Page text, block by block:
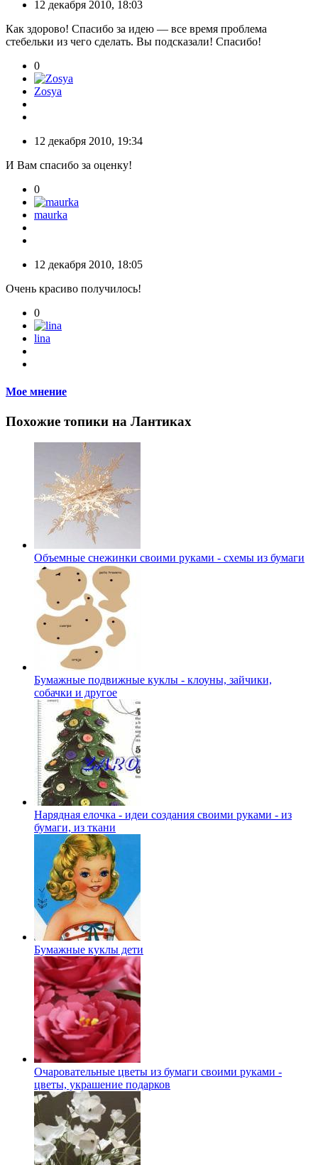
12 декабря 2010, 18:03
Как здорово! Спасибо за идею — все время проблема
стебельки из чего сделать. Вы подсказали! Спасибо!
0
Zosya
12 декабря 2010, 19:34
И Вам спасибо за оценку!
0
maurka
12 декабря 2010, 18:05
Очень красиво получилось!
0
lina
Мое мнение
Похожие топики на Лантиках
Объемные снежинки своими руками - схемы из бумаги
Бумажные подвижные куклы - клоуны, зайчики,
собачки и другое
Нарядная елочка - идеи создания своими руками - из
бумаги, из ткани
Бумажные куклы дети
Очаровательные цветы из бумаги своими руками -
цветы, украшение подарков